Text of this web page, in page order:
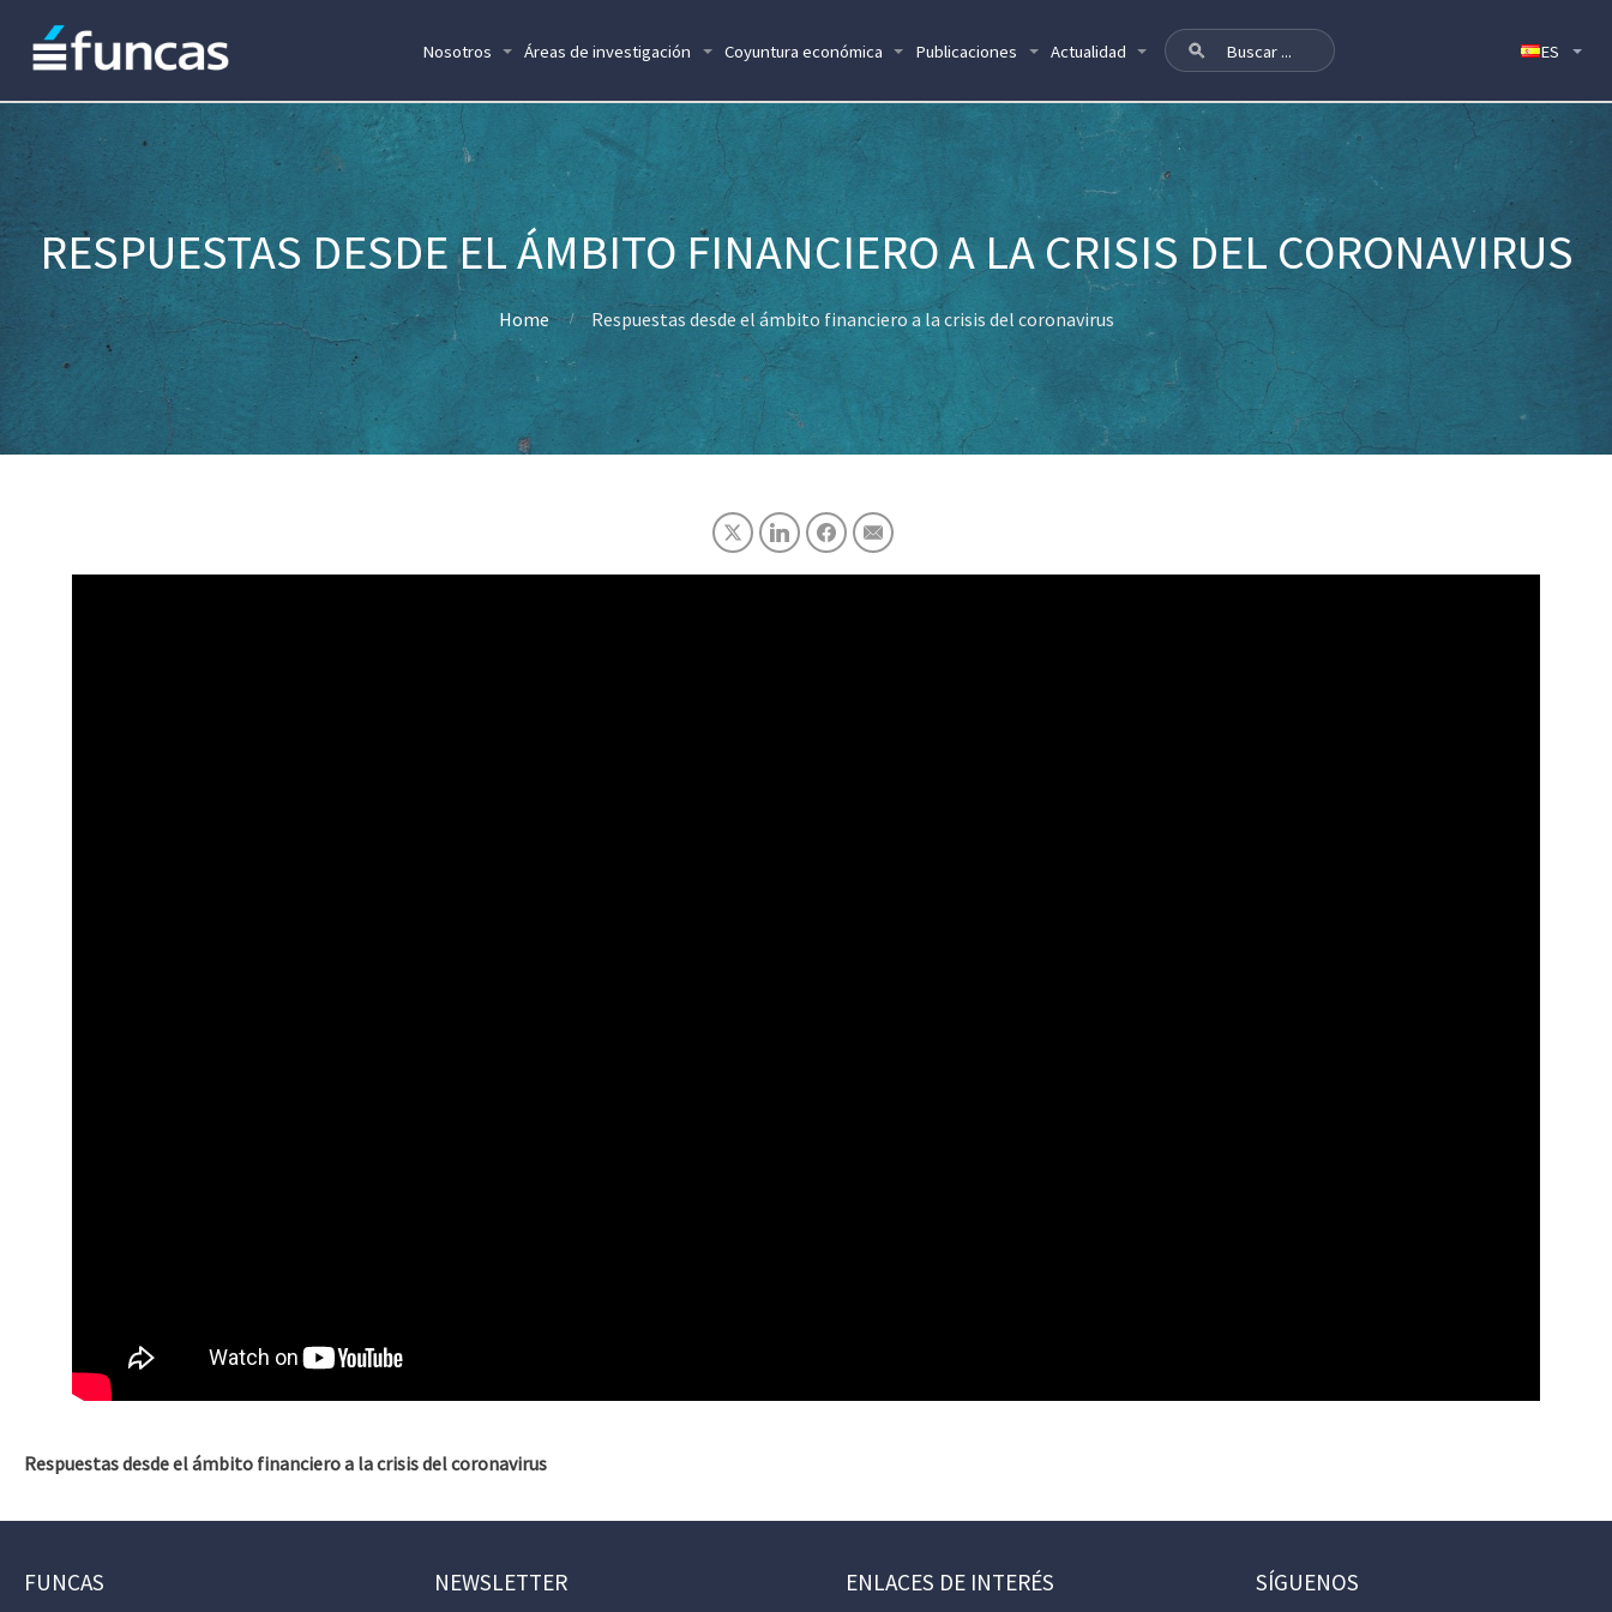
Nosotros Áreas de investigación Coyuntura económica Publicaciones Actualidad
RESPUESTAS DESDE EL ÁMBITO FINANCIERO A LA CRISIS DEL CORONAVIRUS
Home Respuestas desde el ámbito financiero a la crisis del coronavirus
Respuestas desde el ámbito financiero a la crisis del coronavirus
FUNCAS NEWSLETTER ENLACES DE INTERÉS SÍGUENOS